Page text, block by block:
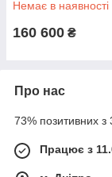
Немає в наявності
160 600 ₴
Про нас
73% позитивних з
Працює з